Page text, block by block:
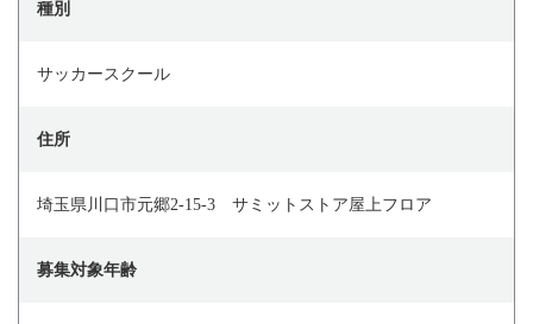
種別
サッカースクール
住所
埼玉県川口市元郷2-15-3 サミットストア屋上フロア
募集対象年齢